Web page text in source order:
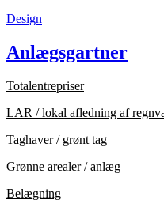
Design
Anlægsgartner
Totalentrepriser
LAR / lokal afledning af
Taghaver / grønt tag
Grønne arealer / anlæg
Belægning